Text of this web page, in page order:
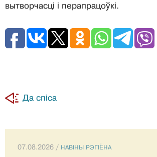
вытворчасці і перапрацоўкі.
Да спіса
07.08.2026 / НАВIНЫ РЭГIЁНА